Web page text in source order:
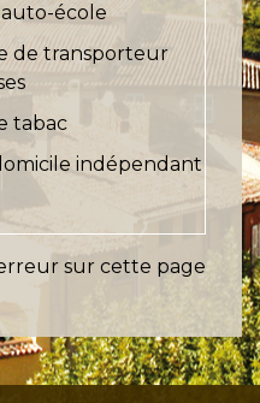
école
de transporteur
tabac
indépendant
sur cette page